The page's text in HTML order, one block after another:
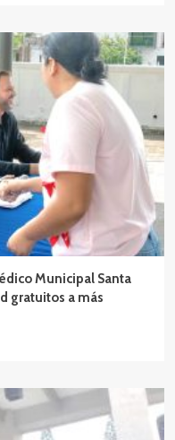
Municipal Santa
gratuitos a más